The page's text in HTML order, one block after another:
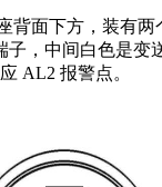
背面下方，装有
子，中间白色是变
AL2报警点。